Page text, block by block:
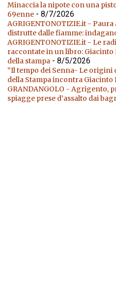
Minaccia la nipote con una
69enne - 8/7/2026
AGRIGENTONOTIZIE.it -
distrutte dalle fiamme:
AGRIGENTONOTIZIE.it - Le
raccontate in un libro: Giacinto
della stampa - 8/5/2026
“Il tempo dei Senna- Le origini
della Stampa incontra Giacinto
GRANDANGOLO - Agrigento,
spiagge prese d’assalto dai